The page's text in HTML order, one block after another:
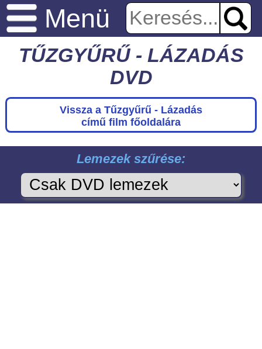
Menü
TŰZGYŰRŰ - LÁZADÁS
DVD
Vissza a Tűzgyűrű - Lázadás
című film főoldalára
Lemezek szűrése: